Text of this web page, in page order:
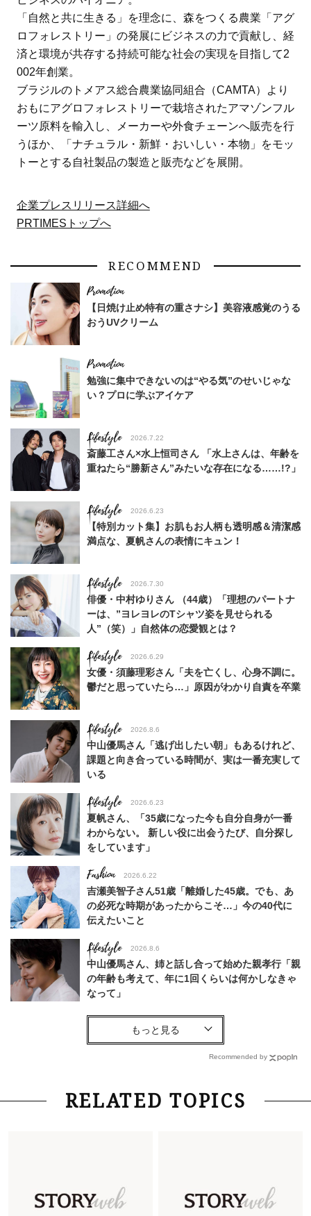
「自然と共に生きる」を理念に、森をつくる農業「アグ
ロフォレストリー」の発展にビジネスの力で貢献し、経
済と環境が共存する持続可能な社会の実現を目指して2
002年創業。
ブラジルのトメアス総合農業協同組合（CAMTA）より
おもにアグロフォレストリーで栽培されたアマゾンフル
ーツ原料を輸入し、メーカーや外食チェーンへ販売を行
うほか、「ナチュラル・新鮮・おいしい・本物」をモッ
トーとする自社製品の製造と販売などを展開。
企業プレスリリース詳細へ
PRTIMESトップへ
RECOMMEND
【日焼け止め特有の重さナシ】美容液感覚のうる
おうUVクリーム
勉強に集中できないのは“やる気”のせいじゃな
い？プロに学ぶアイケア
Lifestyle 2026.7.22
斎藤工さん×水上恒司さん 「水上さんは、年齢を
重ねたら“勝新さん”みたいな存在になる……!?」
Lifestyle 2026.6.23
【特別カット集】お肌もお人柄も透明感＆清潔感
満点な、夏帆さんの表情にキュン！
Lifestyle 2026.7.30
俳優・中村ゆりさん （44歳）「理想のパートナ
ーは、”ヨレヨレのTシャツ姿を見せられる
人”（笑）」自然体の恋愛観とは？
Lifestyle 2026.6.29
女優・須藤理彩さん「夫を亡くし、心身不調に。
鬱だと思っていたら…」原因がわかり自責を卒業
Lifestyle 2026.8.6
中山優馬さん「逃げ出したい朝」もあるけれど、
課題と向き合っている時間が、実は一番充実して
いる
Lifestyle 2026.6.23
夏帆さん、「35歳になった今も自分自身が一番
わからない。 新しい役に出会うたび、自分探し
をしています」
Fashion 2026.6.22
吉瀬美智子さん51歳「離婚した45歳。でも、あ
の必死な時期があったからこそ…」今の40代に
伝えたいこと
Lifestyle 2026.8.6
中山優馬さん、姉と話し合って始めた親孝行「親
の年齢も考えて、年に1回くらいは何かしなきゃ
なって」
Lifestyle
「お若いですね」は褒め言葉？“若い＝美しい”と
Lifestyle 2026.8.6
26年夏の【開運アクション】は”ひと拭き”習
幸福感”に目が向いた」ライフスタイルも、服も
Recommended by
RELATED TOPICS